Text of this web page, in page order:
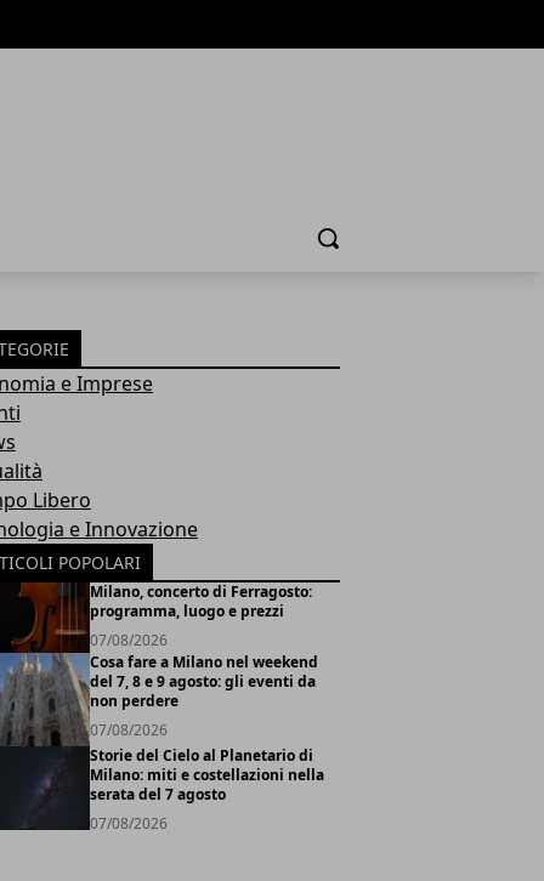
Cerca
e Imprese
Libero
e Innovazione
POPOLARI
Milano, concerto di Ferragosto:
programma, luogo e prezzi
07/08/2026
Cosa fare a Milano nel weekend
del 7, 8 e 9 agosto: gli eventi da
non perdere
07/08/2026
Storie del Cielo al Planetario di
Milano: miti e costellazioni nella
serata del 7 agosto
07/08/2026